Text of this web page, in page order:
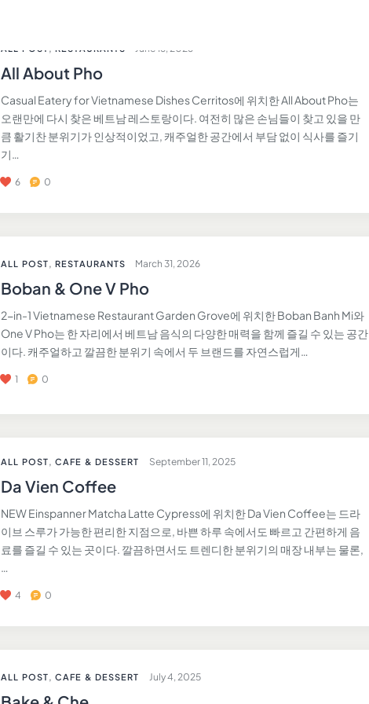
ALL POST ,RESTAURANTS June 16, 2026
All About Pho
Casual Eatery for Vietnamese Dishes Cerritos에 위치한 All About Pho는
오랜만에 다시 찾은 베트남 레스토랑이다. 여전히 많은 손님들이 찾고 있을 만
큼 활기찬 분위기가 인상적이었고, 캐주얼한 공간에서 부담 없이 식사를 즐기
기…
6 0
ALL POST,RESTAURANTS March 31, 2026
Boban & One V Pho
2-in-1 Vietnamese Restaurant Garden Grove에 위치한 Boban Banh Mi와
One V Pho는 한 자리에서 베트남 음식의 다양한 매력을 함께 즐길 수 있는 공간
이다. 캐주얼하고 깔끔한 분위기 속에서 두 브랜드를 자연스럽게…
1 0
ALL POST,CAFE & DESSERT September 11, 2025
Da Vien Coffee
NEW Einspanner Matcha Latte Cypress에 위치한 Da Vien Coffee는 드라
이브 스루가 가능한 편리한 지점으로, 바쁜 하루 속에서도 빠르고 간편하게 음
료를 즐길 수 있는 곳이다. 깔끔하면서도 트렌디한 분위기의 매장 내부는 물론,
…
4 0
ALL POST,CAFE & DESSERT July 4, 2025